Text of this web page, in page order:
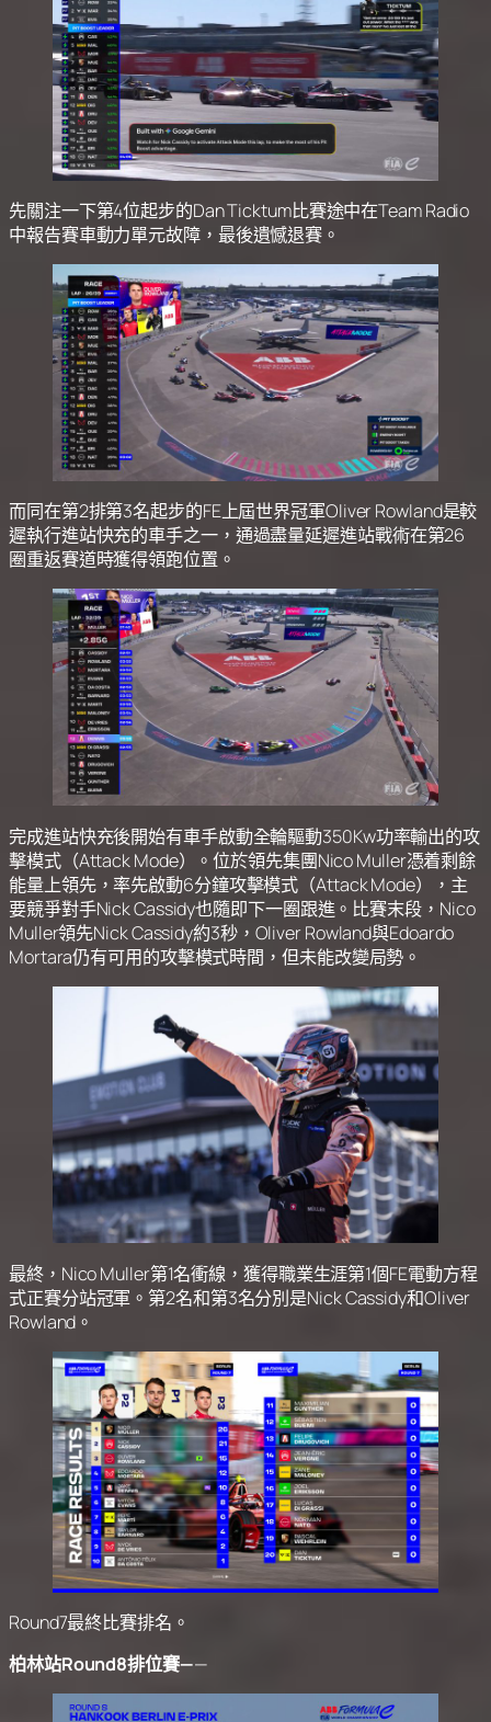
先關注一下第4位起步的Dan Ticktum比賽途中在Team Radio
中報告賽車動力單元故障，最後遺憾退賽。
而同在第2排第3名起步的FE上屆世界冠軍Oliver Rowland是較
遲執行進站快充的車手之一，通過盡量延遲進站戰術在第26
圈重返賽道時獲得領跑位置。
完成進站快充後開始有車手啟動全輪驅動350Kw功率輸出的攻
擊模式（Attack Mode）。位於領先集團Nico Muller憑着剩餘
能量上領先，率先啟動6分鐘攻擊模式（Attack Mode），主
要競爭對手Nick Cassidy也隨即下一圈跟進。比賽末段，Nico
Muller領先Nick Cassidy約3秒，Oliver Rowland與Edoardo
Mortara仍有可用的攻擊模式時間，但未能改變局勢。
最終，Nico Muller第1名衝線，獲得職業生涯第1個FE電動方程
式正賽分站冠軍。第2名和第3名分別是Nick Cassidy和Oliver
Rowland。
Round7最終比賽排名。
柏林站Round8排位賽——